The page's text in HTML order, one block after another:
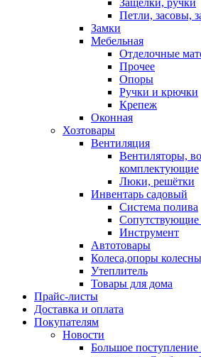
Защелки, ручки
Петли, засовы,
Замки
Мебельная
Отделочные
Прочее
Опоры
Ручки и крючки
Крепеж
Оконная
Хозтовары
Вентиляция
Вентиляторы,
комплектующие
Люки, решётки
Инвентарь садовый
Система полива
Сопутствующие
Инструмент
Автотовары
Колеса,опоры
Утеплитель
Товары для дома
Прайс-листы
Доставка и оплата
Покупателям
Новости
Большое